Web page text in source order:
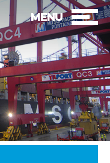
MENU